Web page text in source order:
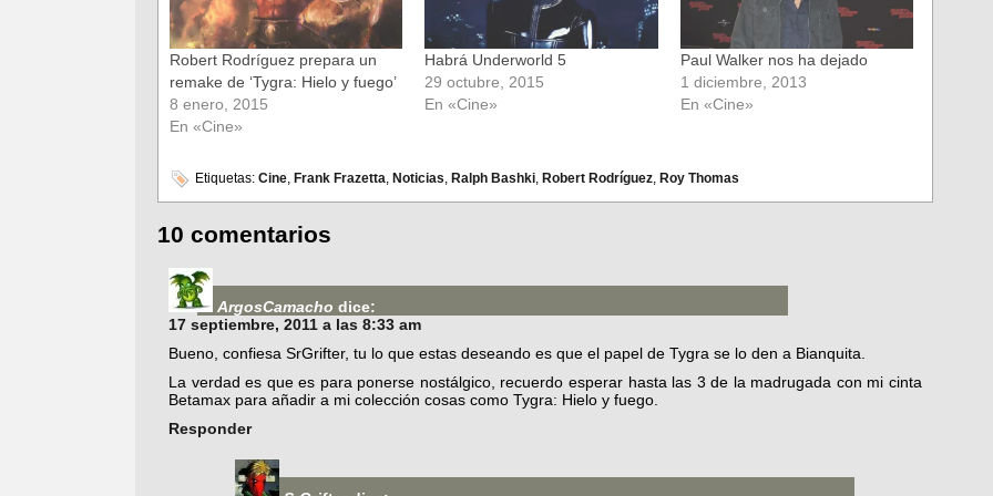
Robert Rodríguez prepara un
remake de ‘Tygra: Hielo y fuego’
8 enero, 2015
En «Cine»
Habrá Underworld 5
29 octubre, 2015
En «Cine»
Paul Walker nos ha dejado
1 diciembre, 2013
En «Cine»
Etiquetas: Cine, Frank Frazetta, Noticias, Ralph Bashki, Robert Rodríguez, Roy Thomas
10 comentarios
ArgosCamacho dice:
17 septiembre, 2011 a las 8:33 am
Bueno, confiesa SrGrifter, tu lo que estas deseando es que el papel de Tygra se lo den a Bianquita.
La verdad es que es para ponerse nostálgico, recuerdo esperar hasta las 3 de la madrugada con mi cinta
Betamax para añadir a mi colección cosas como Tygra: Hielo y fuego.
Responder